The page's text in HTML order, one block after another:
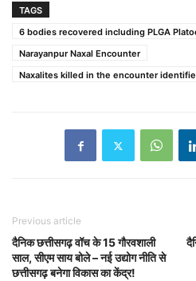
TAGS
6 bodies recovered including PLGA
Narayanpur Naxal Encounter
Naxalites killed in the encounter
Previous article
दैनिक छत्तीसगढ़ वॉच के 15 गौरवशाली
साल, सीएम साय बोले – नई उद्योग नीति से
छत्तीसगढ़ बनेगा विकास का केंद्र!